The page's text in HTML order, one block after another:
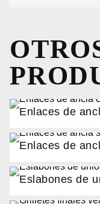
Enlaces de
Enlaces de
Eslabones de